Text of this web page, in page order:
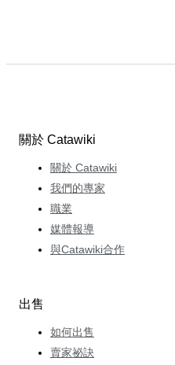
關於 Catawiki
關於 Catawiki
我們的專家
職業
媒體報導
與Catawiki合作
出售
如何出售
賣家祕訣